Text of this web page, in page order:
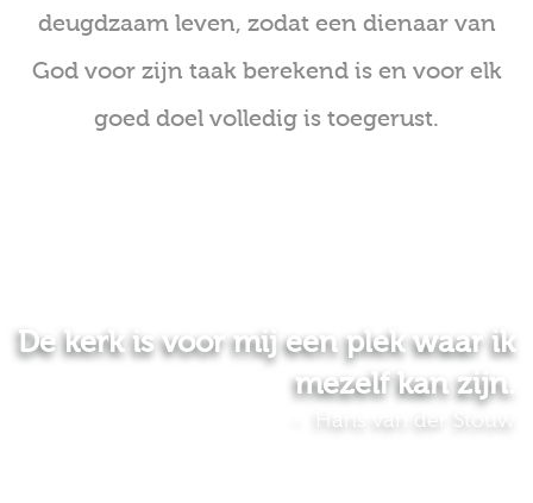
deugdzaam leven, zodat een dienaar van
God voor zijn taak berekend is en voor elk
goed doel volledig is toegerust.
De kerk is voor mij een plek waar ik
mezelf kan zijn.
Hans van der Stouw